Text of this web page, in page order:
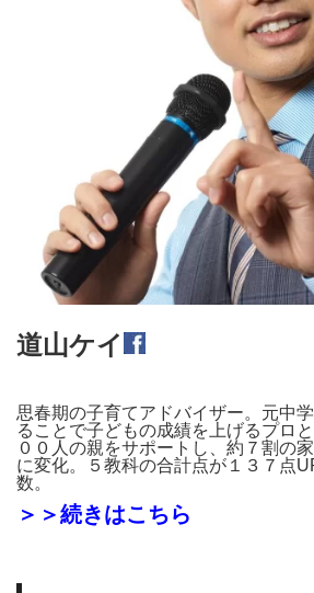
道山ケイ
思春期の子育てアドバイザー。元中
ることで子どもの成績を上げるプロ
００人の親をサポートし、約７割の
に変化。５教科の合計点が１３７点
数。
＞＞続きはこちら